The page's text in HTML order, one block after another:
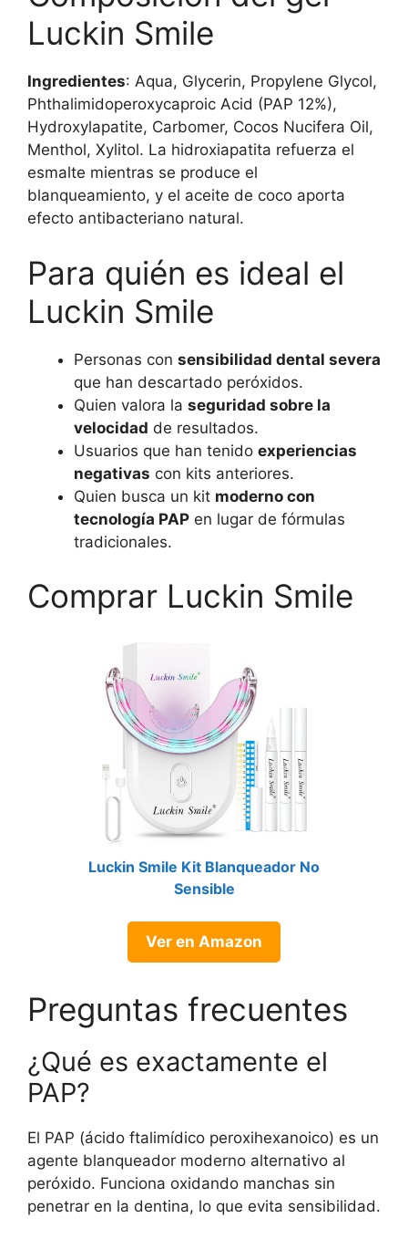
Luckin Smile
Ingredientes: Aqua, Glycerin, Propylene Glycol,
Phthalimidoperoxycaproic Acid (PAP 12%),
Hydroxylapatite, Carbomer, Cocos Nucifera Oil,
Menthol, Xylitol. La hidroxiapatita refuerza el
esmalte mientras se produce el
blanqueamiento, y el aceite de coco aporta
efecto antibacteriano natural.
Para quién es ideal el
Luckin Smile
Personas con sensibilidad dental severa
que han descartado peróxidos.
Quien valora la seguridad sobre la
velocidad de resultados.
Usuarios que han tenido experiencias
negativas con kits anteriores.
Quien busca un kit moderno con
tecnología PAP en lugar de fórmulas
tradicionales.
Comprar Luckin Smile
Luckin Smile Kit Blanqueador No
Sensible
Ver en Amazon
Preguntas frecuentes
¿Qué es exactamente el
PAP?
El PAP (ácido ftalimídico peroxihexanoico) es un
agente blanqueador moderno alternativo al
peróxido. Funciona oxidando manchas sin
penetrar en la dentina, lo que evita sensibilidad.